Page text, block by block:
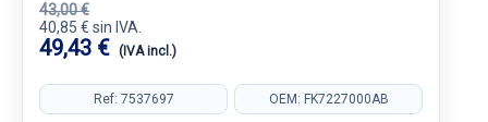
43,00 €
40,85 € sin IVA.
49,43 € (IVA incl.)
Ref: 7537697 OEM: FK7227000AB